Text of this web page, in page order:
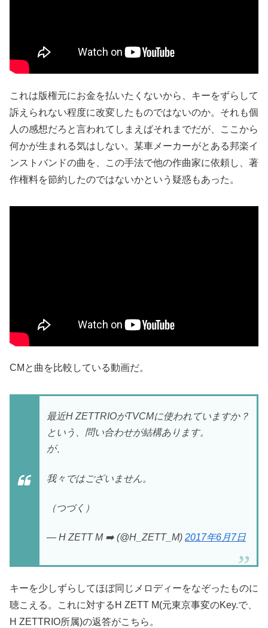
これは版権元にお金を払いたくないから、キーをずらして
訴えられない程度に改変したものではないのか。それも個
人の感想だろと言われてしまえばそれまでだが、ここから
何かが生まれる気はしない。某車メーカーがとある邦楽イ
ンストバンドの曲を、この手法で他の作曲家に依頼し、著
作権料を節約したのではないかという疑惑もあった。
CMと曲を比較している動画だ。
最近H ZETTRIOがTVCMに使われていますか？
という、問い合わせが結構あります。
が、
我々ではございません。
（つづく）
— H ZETT M ➡️ (@H_ZETT_M) 2017年6月7日
キーを少しずらしてほぼ同じメロディーをなぞったものに
聴こえる。これに対するH ZETT M(元東京事変のKey.で、
H ZETTRIO所属)の返答がこちら。